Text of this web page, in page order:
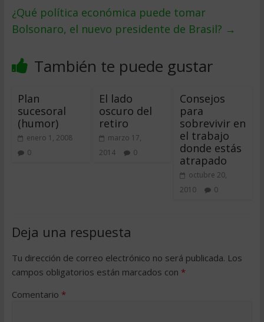
¿Qué política económica puede tomar
Bolsonaro, el nuevo presidente de Brasil? →
También te puede gustar
Plan
sucesoral
(humor)
enero 1, 2008
0
El lado
oscuro del
retiro
marzo 17,
2014
0
Consejos
para
sobrevivir en
el trabajo
donde estás
atrapado
octubre 20,
2010
0
Deja una respuesta
Tu dirección de correo electrónico no será publicada. Los
campos obligatorios están marcados con *
Comentario *